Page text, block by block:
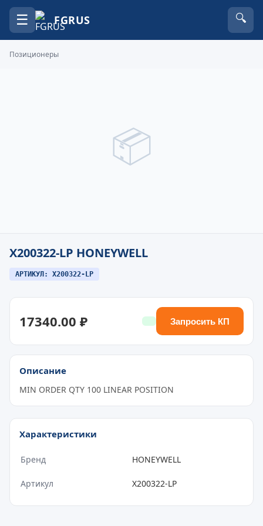
☰ FGRUS 🔍
Позиционеры
📦
X200322-LP HONEYWELL
АРТИКУЛ: X200322-LP
17340.00 ₽ Запросить КП
Описание
MIN ORDER QTY 100 LINEAR POSITION
Характеристики
Бренд HONEYWELL
Артикул X200322-LP